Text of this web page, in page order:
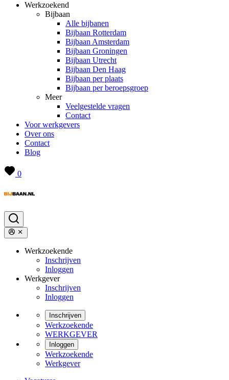
Werkzoekend
Bijbaan
Alle bijbanen
Bijbaan Rotterdam
Bijbaan Amsterdam
Bijbaan Groningen
Bijbaan Utrecht
Bijbaan Den Haag
Bijbaan per plaats
Bijbaan per beroepsgroep
Meer
Veelgestelde vragen
Contact
Voor werkgevers
Over ons
Contact
Blog
0
Werkzoekende
Inschrijven
Inloggen
Werkgever
Inschrijven
Inloggen
Inschrijven
Werkzoekende
WERKGEVER
Inloggen
Werkzoekende
Werkgever